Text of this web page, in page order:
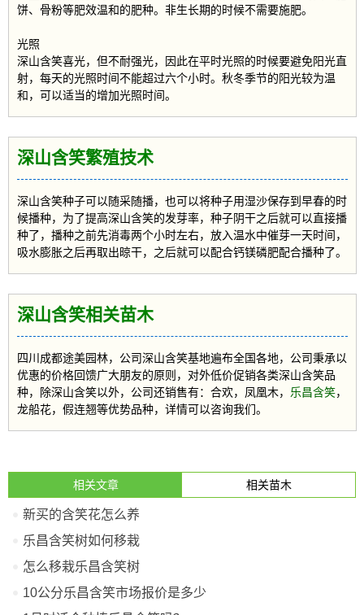
饼、骨粉等肥效温和的肥种。非生长期的时候不需要施肥。
光照
深山含笑喜光，但不耐强光，因此在平时光照的时候要避免阳光直
射，每天的光照时间不能超过六个小时。秋冬季节的阳光较为温
和，可以适当的增加光照时间。
深山含笑繁殖技术
深山含笑种子可以随采随播，也可以将种子用湿沙保存到早春的时
候播种，为了提高深山含笑的发芽率，种子阴干之后就可以直接播
种了，播种之前先消毒两个小时左右，放入温水中催芽一天时间，
吸水膨胀之后再取出晾干，之后就可以配合钙镁磷肥配合播种了。
深山含笑相关苗木
四川成都途美园林，公司深山含笑基地遍布全国各地，公司秉承以
优惠的价格回馈广大朋友的原则，对外低价促销各类深山含笑品
种，除深山含笑以外，公司还销售有：合欢，凤凰木， 乐昌含笑，
龙船花，假连翘等优势品种，详情可以咨询我们。
相关文章 相关苗木
新买的含笑花怎么养
乐昌含笑树如何移栽
怎么移栽乐昌含笑树
10公分乐昌含笑市场报价是多少